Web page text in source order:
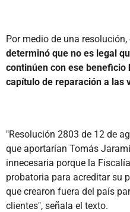
Por medio de una resolución,
determinó que no es legal
continúen con ese beneficio
capítulo de reparación a las
"Resolución 2803 de 12 de
que aportarían Tomás
innecesaria porque la
probatoria para acreditar su
que crearon fuera del país
clientes", señala el texto.